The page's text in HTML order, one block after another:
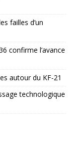
failles d’un
confirme l’avance
autour du KF-21
technologique